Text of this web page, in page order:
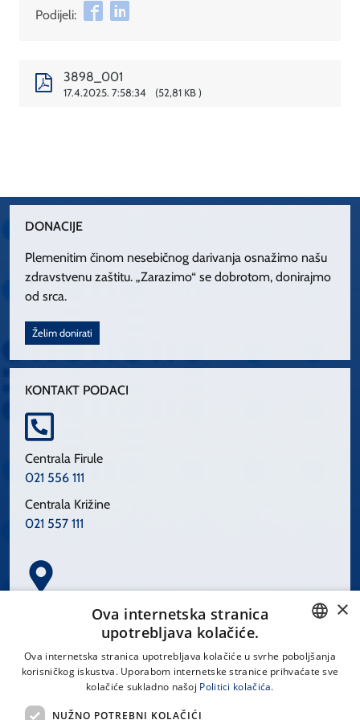
Podijeli:
3898_001
17.4.2025. 7:58:34 52,81 KB
DONACIJE
Plemenitim činom nesebičnog darivanja osnažimo našu
zdravstvenu zaštitu. „Zarazimo“ se dobrotom, donirajmo
od srca.
Želim donirati
KONTAKT PODACI
Centrala Firule
021 556 111
Centrala Križine
021 557 111
Spinčićeva 1, 21000 Split
CROATIAN
×
Ova internetska stranica
upotrebljava kolačiće.
Ova internetska stranica upotrebljava kolačiće u svrhe poboljšanja
korisničkog iskustva. Uporabom internetske stranice prihvaćate sve
kolačiće sukladno našoj Politici kolačića.
NUŽNO POTREBNI KOLAČIĆI